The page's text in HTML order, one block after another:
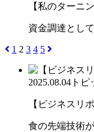
【私のターニ
資金調達とし
1 2 3 4 5
2025.08.04 トピ
【ビジネスリ
食の先端技術